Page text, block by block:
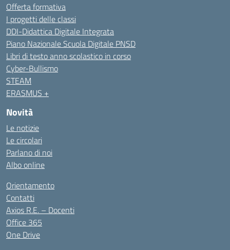
Offerta formativa
I progetti delle classi
DDI-Didattica Digitale Integrata
Piano Nazionale Scuola Digitale PNSD
Libri di testo anno scolastico in corso
Cyber-Bullismo
STEAM
ERASMUS +
Novità
Le notizie
Le circolari
Parlano di noi
Albo online
Orientamento
Contatti
Axios R.E. – Docenti
Office 365
One Drive